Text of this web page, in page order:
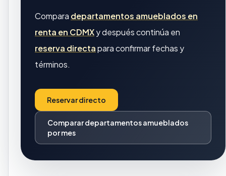
Compara departamentos amueblados en
renta en CDMXy después continúa en
reserva directapara confirmar fechas y
términos.
Reservar directo
Comparar departamentos amueblados
por mes